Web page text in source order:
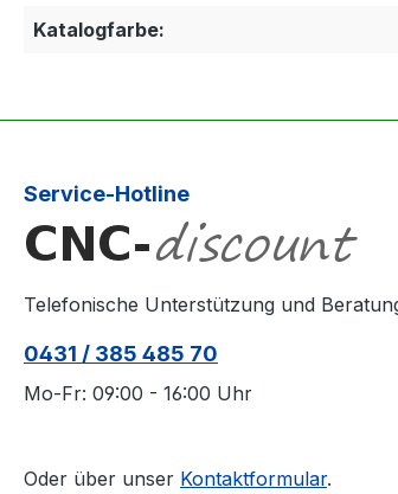
Katalogfarbe:
Service-Hotline
Telefonische Unterstützung und
0431 / 385 485 70
Mo-Fr: 09:00 - 16:00 Uhr
Oder über unser Kontaktformular.